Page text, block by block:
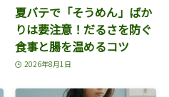
夏バテで「そうめん」ばか
りは要注意！だるさを防ぐ
食事と腸を温めるコツ
2026年8月1日